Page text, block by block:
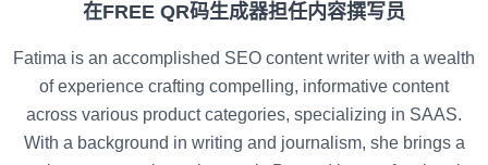
在FREE QR码生成器担任内容撰写员
Fatima is an accomplished SEO content writer with a wealth
of experience crafting compelling, informative content
across various product categories, specializing in SAAS.
With a background in writing and journalism, she brings a